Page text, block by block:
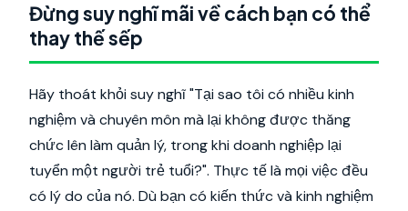
Đừng suy nghĩ mãi về cách bạn có thể
thay thế sếp
Hãy thoát khỏi suy nghĩ "Tại sao tôi có nhiều kinh
nghiệm và chuyên môn mà lại không được thăng
chức lên làm quản lý, trong khi doanh nghiệp lại
tuyển một người trẻ tuổi?". Thực tế là mọi việc đều
có lý do của nó. Dù bạn có kiến thức và kinh nghiệm